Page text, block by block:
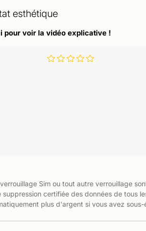
esthétique
pour voir la vidéo explicative !
Sim ou tout autre verrouillage
suppression certifiée des données de tous
plus d'argent si vous avez